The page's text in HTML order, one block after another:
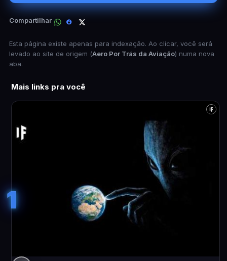
Compartilhar
Esta página existe apenas para indexação. Ao clicar, você será
levado ao site de origem (Aero Por Trás da Aviação) numa nova
aba.
Mais links pra você
1